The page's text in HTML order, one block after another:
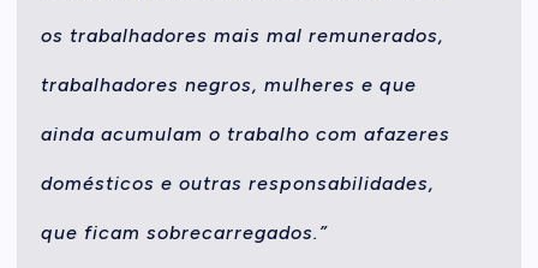
os trabalhadores mais mal remunerados,
trabalhadores negros, mulheres e que
ainda acumulam o trabalho com afazeres
domésticos e outras responsabilidades,
que ficam sobrecarregados.”